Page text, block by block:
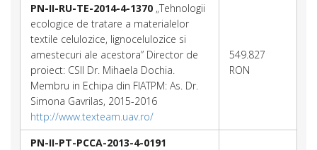
PN-II-RU-TE-2014-4-1370 „Tehnologii
ecologice de tratare a materialelor
textile celulozice, lignocelulozice si
amestecuri ale acestora” Director de
proiect: CSII Dr. Mihaela Dochia.
Membru in Echipa din FIATPM: As. Dr.
Simona Gavrilas, 2015-2016
http://www.texteam.uav.ro/
549.827
RON
PN-II-PT-PCCA-2013-4-0191